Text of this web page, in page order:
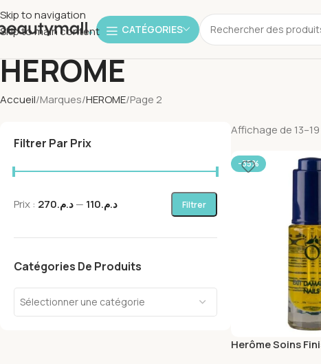
Skip to navigation
Skip to main content
CATÉGORIES
HEROME
Accueil Marques HEROME Page 2
Filtrer Par Prix
Filtrer
Prix : د.م.110 —د.م.270
Catégories De Produits
Sélectionner une catégorie
Affichage de
-35%
Herôme Soins